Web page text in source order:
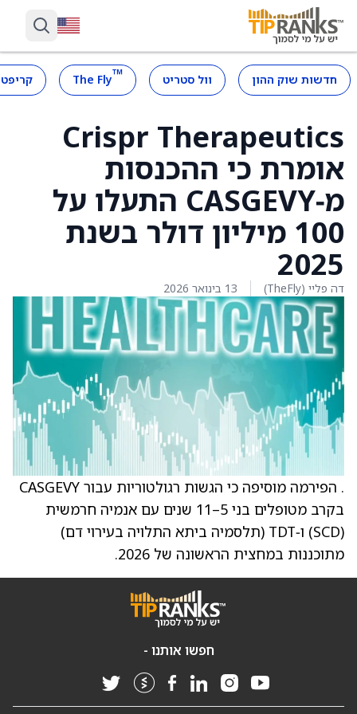
חדשות שוק ההון וול סטריט ™
The Fly
‏Crispr Therapeutics
אומרת כי ההכנסות
מ‑CASGEVY התעלו על
100 מיליון דולר בשנת
2025
דה פליי (TheFly) 13 בינואר 2026
. הפירמה מוסיפה כי הגשות רגולטוריות עבור CASGEVY
בקרב מטופלים בני 5–11 שנים עם אנמיה חרמשית
(SCD) ו‑TDT (תלסמיה ביתא התלויה בעירוי דם)
מתוכננות במחצית הראשונה של 2026.
חפשו אותנו -